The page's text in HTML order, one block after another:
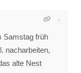
Samstag früh
nacharbeiten,
alte Nest